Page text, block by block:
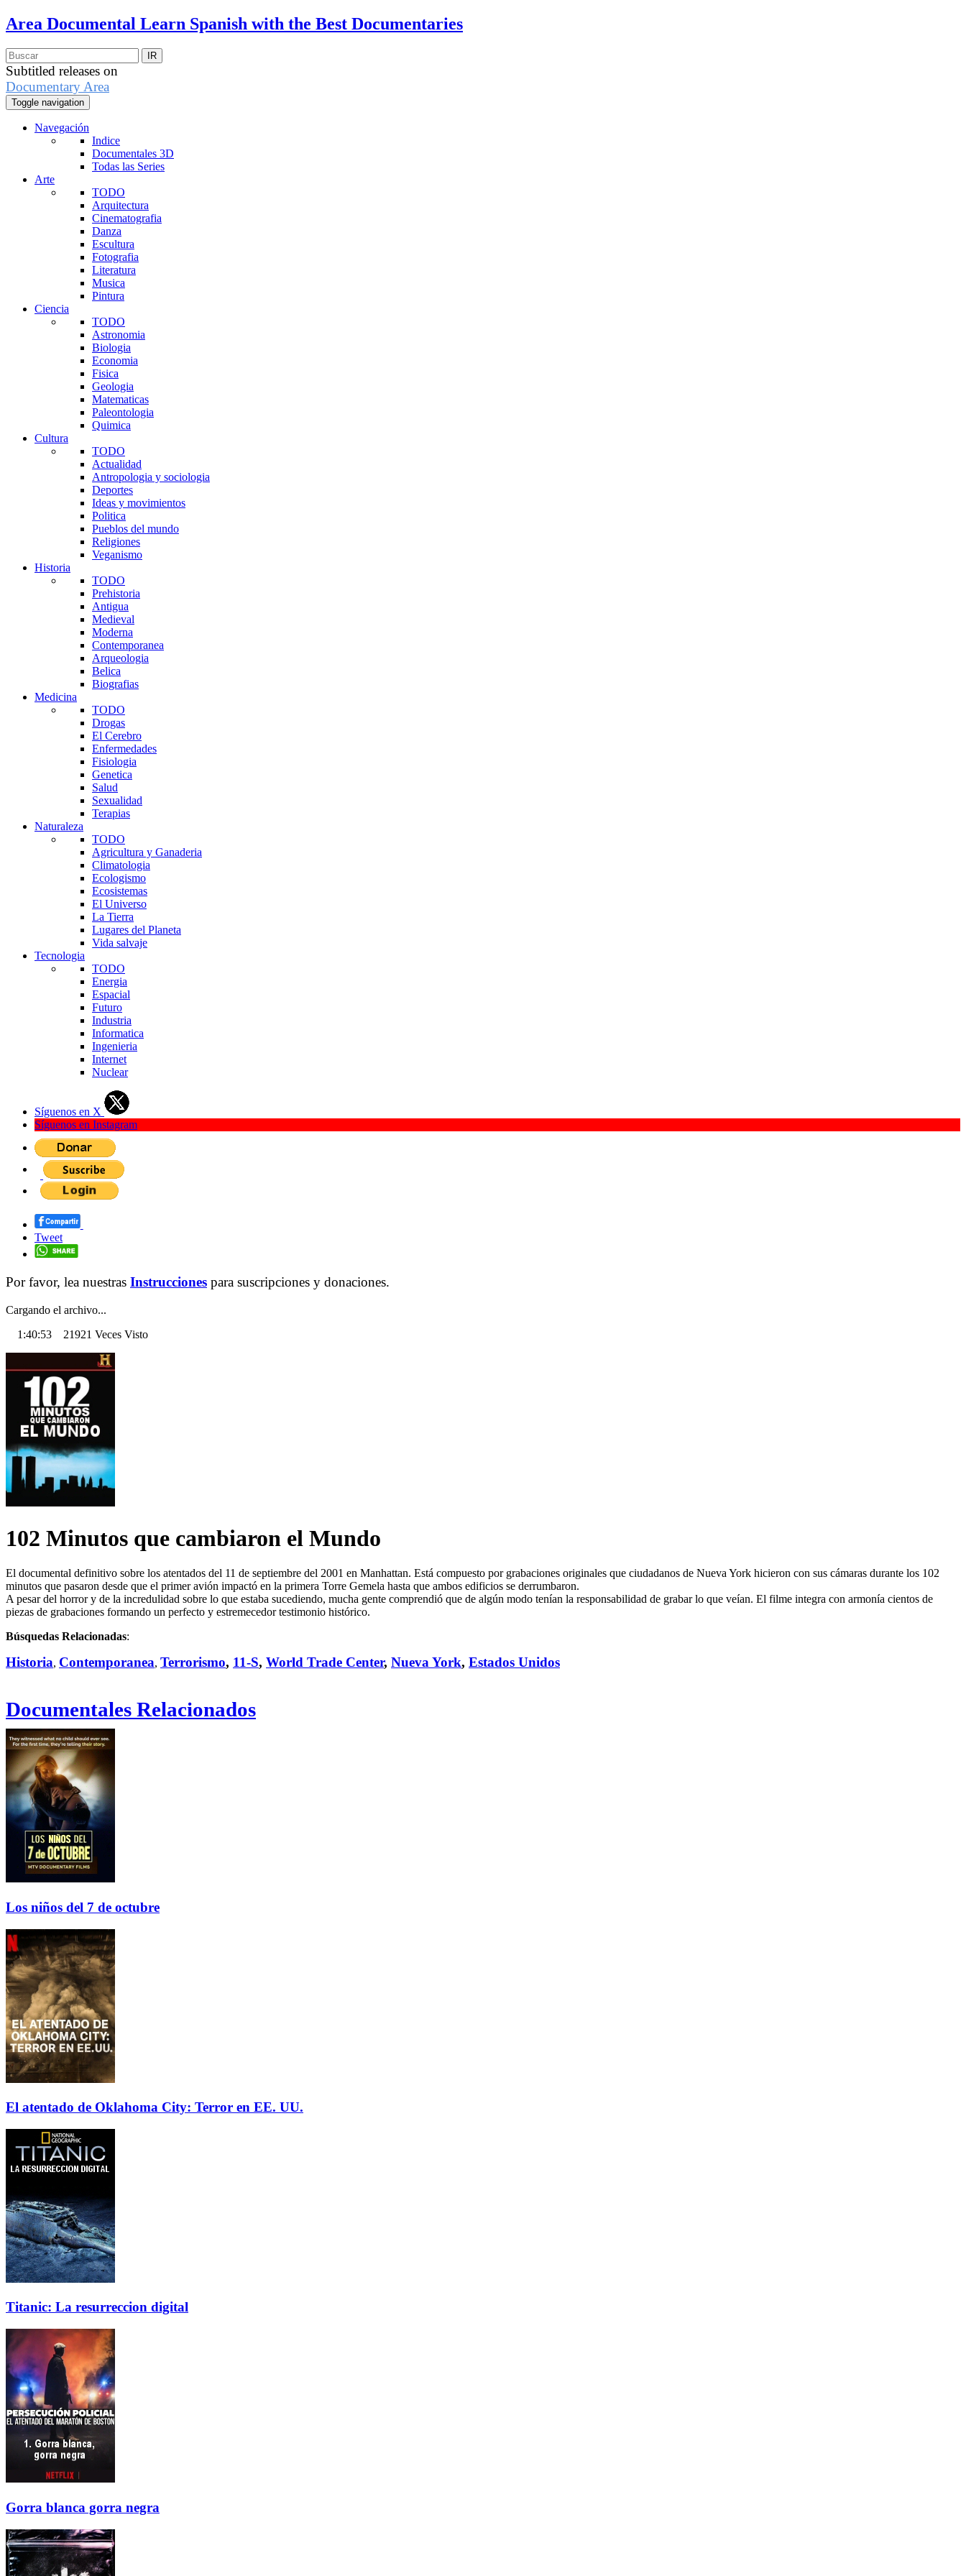
Area Documental Learn Spanish with the Best Documentaries
Subtitled releases on
Documentary Area
Toggle navigation
Navegación
Indice
Documentales 3D
Todas las Series
Arte
TODO
Arquitectura
Cinematografia
Danza
Escultura
Fotografia
Literatura
Musica
Pintura
Ciencia
TODO
Astronomia
Biologia
Economia
Fisica
Geologia
Matematicas
Paleontologia
Quimica
Cultura
TODO
Actualidad
Antropologia y sociologia
Deportes
Ideas y movimientos
Politica
Pueblos del mundo
Religiones
Veganismo
Historia
TODO
Prehistoria
Antigua
Medieval
Moderna
Contemporanea
Arqueologia
Belica
Biografias
Medicina
TODO
Drogas
El Cerebro
Enfermedades
Fisiologia
Genetica
Salud
Sexualidad
Terapias
Naturaleza
TODO
Agricultura y Ganaderia
Climatologia
Ecologismo
Ecosistemas
El Universo
La Tierra
Lugares del Planeta
Vida salvaje
Tecnologia
TODO
Energia
Espacial
Futuro
Industria
Informatica
Ingenieria
Internet
Nuclear
Síguenos en X
Síguenos en Instagram
Tweet
Por favor, lea nuestras Instrucciones para suscripciones y donaciones.
Cargando el archivo...
1:40:53 21921 Veces Visto
102 Minutos que cambiaron el Mundo
El documental definitivo sobre los atentados del 11 de septiembre del 2001 en Manhattan. Está compuesto por grabaciones originales que ciudadanos de Nueva York hicieron con sus cámaras durante los 102
minutos que pasaron desde que el primer avión impactó en la primera Torre Gemela hasta que ambos edificios se derrumbaron.
A pesar del horror y de la incredulidad sobre lo que estaba sucediendo, mucha gente comprendió que de algún modo tenían la responsabilidad de grabar lo que veían. El filme integra con armonía cientos de
piezas de grabaciones formando un perfecto y estremecedor testimonio histórico.
Búsquedas Relacionadas:
Historia, Contemporanea, Terrorismo, 11-S, World Trade Center, Nueva York, Estados Unidos
Documentales Relacionados
Los niños del 7 de octubre
El atentado de Oklahoma City: Terror en EE. UU.
Titanic: La resurreccion digital
Gorra blanca gorra negra